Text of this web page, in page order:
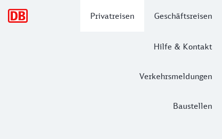
Privatreisen Geschäftsreisen
Hilfe & Kontakt
Verkehrsmeldungen
Baustellen